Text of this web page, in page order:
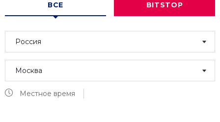
ВСЕ BITSTOP
Россия
Москва
Местное время